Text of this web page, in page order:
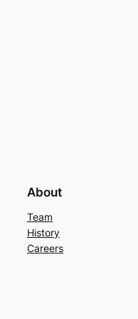
About
Team
History
Careers